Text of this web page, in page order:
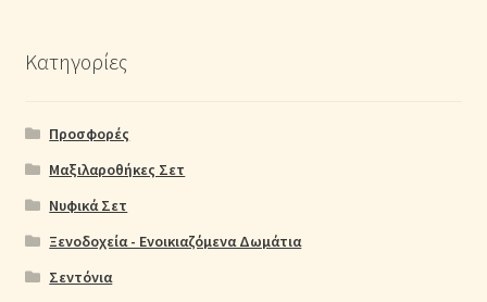
Κατηγορίες
Προσφορές
Μαξιλαροθήκες Σετ
Νυφικά Σετ
Ξενοδοχεία - Ενοικιαζόμενα Δωμάτια
Σεντόνια